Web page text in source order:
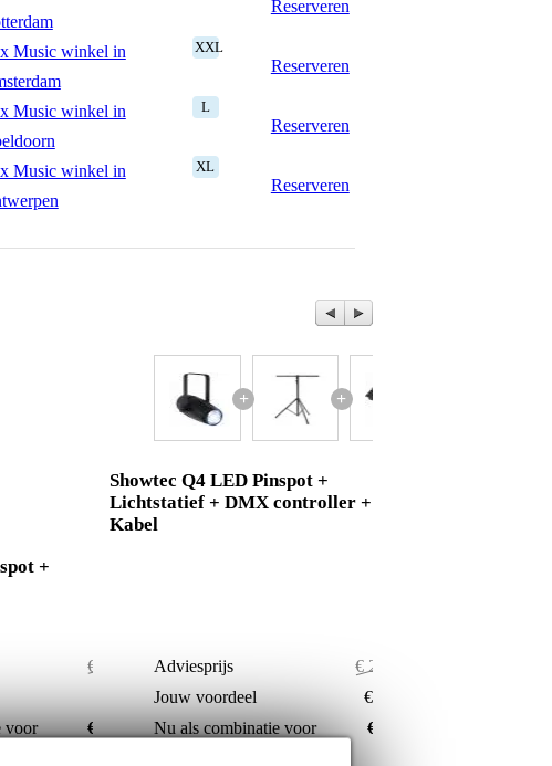
Reserveren
Music winkel in
XXL
Reserveren
Music winkel in
L
Reserveren
Music winkel in
XL
Reserveren
+
€ 242,-
voor
€ 230,-
+ +
Showtec Q4 LED Pinspot +
Lichtstatief + DMX controller +
Kabel
Adviesprijs
€ 290,95
Jouw voordeel
€ 18,95
Nu als combinatie voor
€ 272,-